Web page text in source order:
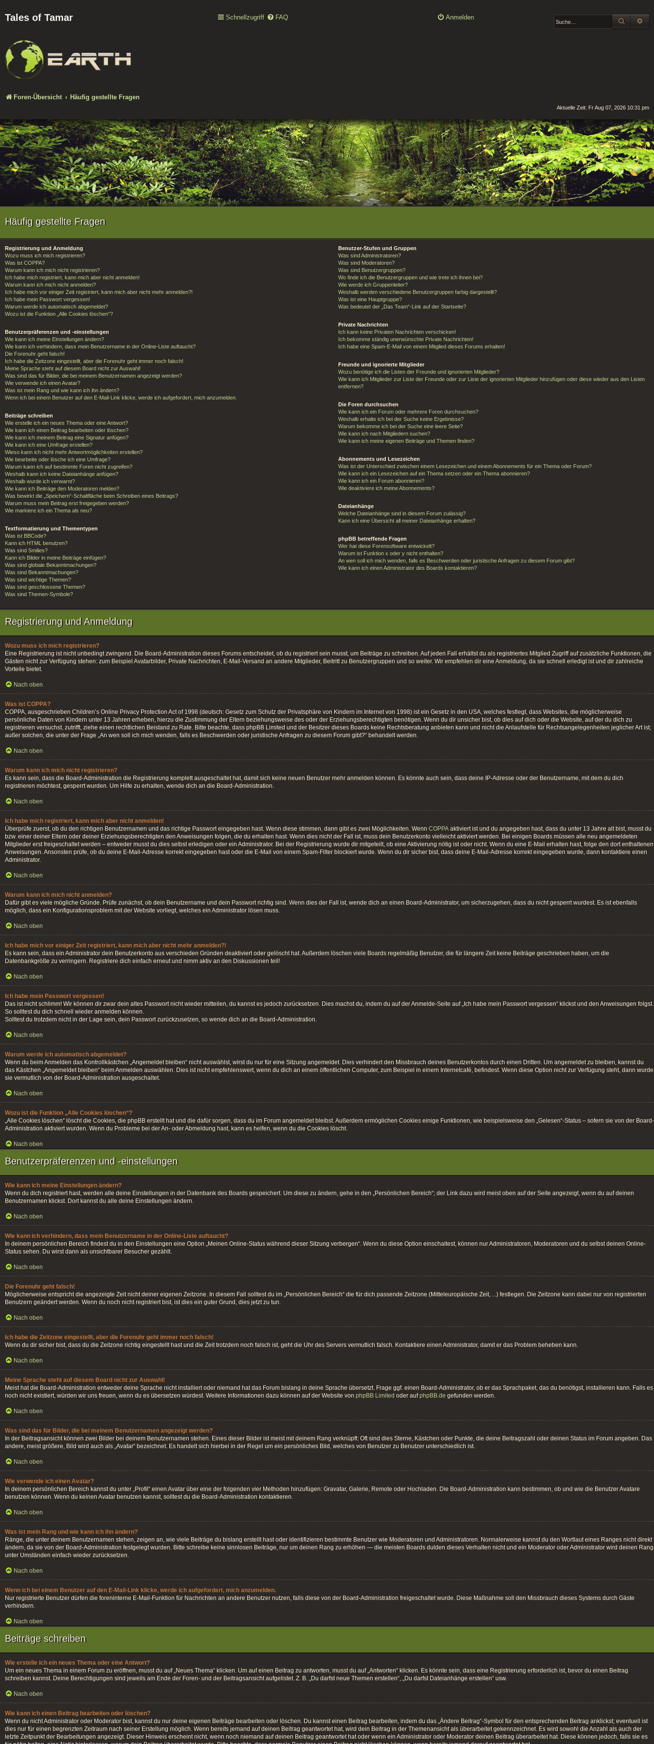
Tales of Tamar Schnellzugriff FAQ Anmelden SUCHE
Foren-Übersicht Häufig gestellte Fragen
Aktuelle Zeit: Fr Aug 07, 2026 10:31 pm
Häufig gestellte Fragen
Registrierung und Anmeldung
Wozu muss ich mich registrieren?
Was ist COPPA?
Warum kann ich mich nicht registrieren?
Ich habe mich registriert, kann mich aber nicht anmelden!
Warum kann ich mich nicht anmelden?
Ich habe mich vor einiger Zeit registriert, kann mich aber nicht mehr anmelden?!
Ich habe mein Passwort vergessen!
Warum werde ich automatisch abgemeldet?
Wozu ist die Funktion „Alle Cookies löschen“?
Benutzerpräferenzen und -einstellungen
Wie kann ich meine Einstellungen ändern?
Wie kann ich verhindern, dass mein Benutzername in der Online-Liste auftaucht?
Die Forenuhr geht falsch!
Ich habe die Zeitzone eingestellt, aber die Forenuhr geht immer noch falsch!
Meine Sprache steht auf diesem Board nicht zur Auswahl!
Was sind das für Bilder, die bei meinem Benutzernamen angezeigt werden?
Wie verwende ich einen Avatar?
Was ist mein Rang und wie kann ich ihn ändern?
Wenn ich bei einem Benutzer auf den E-Mail-Link klicke, werde ich aufgefordert, mich anzumelden.
Beiträge schreiben
Wie erstelle ich ein neues Thema oder eine Antwort?
Wie kann ich einen Beitrag bearbeiten oder löschen?
Wie kann ich meinem Beitrag eine Signatur anfügen?
Wie kann ich eine Umfrage erstellen?
Wieso kann ich nicht mehr Antwortmöglichkeiten erstellen?
Wie bearbeite oder lösche ich eine Umfrage?
Warum kann ich auf bestimmte Foren nicht zugreifen?
Weshalb kann ich keine Dateianhänge anfügen?
Weshalb wurde ich verwarnt?
Wie kann ich Beiträge den Moderatoren melden?
Was bewirkt die „Speichern“-Schaltfläche beim Schreiben eines Beitrags?
Warum muss mein Beitrag erst freigegeben werden?
Wie markiere ich ein Thema als neu?
Textformatierung und Thementypen
Was ist BBCode?
Kann ich HTML benutzen?
Was sind Smilies?
Kann ich Bilder in meine Beiträge einfügen?
Was sind globale Bekanntmachungen?
Was sind Bekanntmachungen?
Was sind wichtige Themen?
Was sind geschlossene Themen?
Was sind Themen-Symbole?
Benutzer-Stufen und Gruppen
Was sind Administratoren?
Was sind Moderatoren?
Was sind Benutzergruppen?
Wo finde ich die Benutzergruppen und wie trete ich ihnen bei?
Wie werde ich Gruppenleiter?
Weshalb werden verschiedene Benutzergruppen farbig dargestellt?
Was ist eine Hauptgruppe?
Was bedeutet der „Das Team“-Link auf der Startseite?
Private Nachrichten
Ich kann keine Privaten Nachrichten verschicken!
Ich bekomme ständig unerwünschte Private Nachrichten!
Ich habe eine Spam-E-Mail von einem Mitglied dieses Forums erhalten!
Freunde und ignorierte Mitglieder
Wozu benötige ich die Listen der Freunde und ignorierten Mitglieder?
Wie kann ich Mitglieder zur Liste der Freunde oder zur Liste der ignorierten Mitglieder hinzufügen oder diese wieder aus den Listen
entfernen?
Die Foren durchsuchen
Wie kann ich ein Forum oder mehrere Foren durchsuchen?
Weshalb erhalte ich bei der Suche keine Ergebnisse?
Warum bekomme ich bei der Suche eine leere Seite?
Wie kann ich nach Mitgliedern suchen?
Wie kann ich meine eigenen Beiträge und Themen finden?
Abonnements und Lesezeichen
Was ist der Unterschied zwischen einem Lesezeichen und einem Abonnements für ein Thema oder Forum?
Wie kann ich ein Lesezeichen auf ein Thema setzen oder ein Thema abonnieren?
Wie kann ich ein Forum abonnieren?
Wie deaktiviere ich meine Abonnements?
Dateianhänge
Welche Dateianhänge sind in diesem Forum zulässig?
Kann ich eine Übersicht all meiner Dateianhänge erhalten?
phpBB betreffende Fragen
Wer hat diese Forensoftware entwickelt?
Warum ist Funktion x oder y nicht enthalten?
An wen soll ich mich wenden, falls es Beschwerden oder juristische Anfragen zu diesem Forum gibt?
Wie kann ich einen Administrator des Boards kontaktieren?
Registrierung und Anmeldung
Wozu muss ich mich registrieren?
Eine Registrierung ist nicht unbedingt zwingend. Die Board-Administration dieses Forums entscheidet, ob du registriert sein musst, um Beiträge zu schreiben. Auf jeden Fall erhältst du als registriertes Mitglied Zugriff auf zusätzliche Funktionen, die
Gästen nicht zur Verfügung stehen: zum Beispiel Avatarbilder, Private Nachrichten, E-Mail-Versand an andere Mitglieder, Beitritt zu Benutzergruppen und so weiter. Wir empfehlen dir eine Anmeldung, da sie schnell erledigt ist und dir zahlreiche
Vorteile bietet.
Nach oben
Was ist COPPA?
COPPA, ausgeschrieben Children’s Online Privacy Protection Act of 1998 (deutsch: Gesetz zum Schutz der Privatsphäre von Kindern im Internet von 1998) ist ein Gesetz in den USA, welches festlegt, dass Websites, die möglicherweise
persönliche Daten von Kindern unter 13 Jahren erheben, hierzu die Zustimmung der Eltern beziehungsweise des oder der Erziehungsberechtigten benötigen. Wenn du dir unsicher bist, ob dies auf dich oder die Website, auf der du dich zu
registrieren versuchst, zutrifft, ziehe einen rechtlichen Beistand zu Rate. Bitte beachte, dass phpBB Limited und der Besitzer dieses Boards keine Rechtsberatung anbieten kann und nicht die Anlaufstelle für Rechtsangelegenheiten jeglicher Art ist;
außer solchen, die unter der Frage „An wen soll ich mich wenden, falls es Beschwerden oder juristische Anfragen zu diesem Forum gibt?“ behandelt werden.
Nach oben
Warum kann ich mich nicht registrieren?
Es kann sein, dass die Board-Administration die Registrierung komplett ausgeschaltet hat, damit sich keine neuen Benutzer mehr anmelden können. Es könnte auch sein, dass deine IP-Adresse oder der Benutzername, mit dem du dich
registrieren möchtest, gesperrt wurden. Um Hilfe zu erhalten, wende dich an die Board-Administration.
Nach oben
Ich habe mich registriert, kann mich aber nicht anmelden!
Überprüfe zuerst, ob du den richtigen Benutzernamen und das richtige Passwort eingegeben hast. Wenn diese stimmen, dann gibt es zwei Möglichkeiten. Wenn COPPA aktiviert ist und du angegeben hast, dass du unter 13 Jahre alt bist, musst du
bzw. einer deiner Eltern oder deiner Erziehungsberechtigten den Anweisungen folgen, die du erhalten hast. Wenn dies nicht der Fall ist, muss dein Benutzerkonto vielleicht aktiviert werden. Bei einigen Boards müssen alle neu angemeldeten
Mitglieder erst freigeschaltet werden – entweder musst du dies selbst erledigen oder ein Administrator. Bei der Registrierung wurde dir mitgeteilt, ob eine Aktivierung nötig ist oder nicht. Wenn du eine E-Mail erhalten hast, folge den dort enthaltenen
Anweisungen. Ansonsten prüfe, ob du deine E-Mail-Adresse korrekt eingegeben hast oder die E-Mail von einem Spam-Filter blockiert wurde. Wenn du dir sicher bist, dass deine E-Mail-Adresse korrekt eingegeben wurde, dann kontaktiere einen
Administrator.
Nach oben
Warum kann ich mich nicht anmelden?
Dafür gibt es viele mögliche Gründe. Prüfe zunächst, ob dein Benutzername und dein Passwort richtig sind. Wenn dies der Fall ist, wende dich an einen Board-Administrator, um sicherzugehen, dass du nicht gesperrt wurdest. Es ist ebenfalls
möglich, dass ein Konfigurationsproblem mit der Website vorliegt, welches ein Administrator lösen muss.
Nach oben
Ich habe mich vor einiger Zeit registriert, kann mich aber nicht mehr anmelden?!
Es kann sein, dass ein Administrator dein Benutzerkonto aus verschieden Gründen deaktiviert oder gelöscht hat. Außerdem löschen viele Boards regelmäßig Benutzer, die für längere Zeit keine Beiträge geschrieben haben, um die
Datenbankgröße zu verringern. Registriere dich einfach erneut und nimm aktiv an den Diskussionen teil!
Nach oben
Ich habe mein Passwort vergessen!
Das ist nicht schlimm! Wir können dir zwar dein altes Passwort nicht wieder mitteilen, du kannst es jedoch zurücksetzen. Dies machst du, indem du auf der Anmelde-Seite auf „Ich habe mein Passwort vergessen“ klickst und den Anweisungen folgst.
So solltest du dich schnell wieder anmelden können.
Solltest du trotzdem nicht in der Lage sein, dein Passwort zurückzusetzen, so wende dich an die Board-Administration.
Nach oben
Warum werde ich automatisch abgemeldet?
Wenn du beim Anmelden das Kontrollkästchen „Angemeldet bleiben“ nicht auswählst, wirst du nur für eine Sitzung angemeldet. Dies verhindert den Missbrauch deines Benutzerkontos durch einen Dritten. Um angemeldet zu bleiben, kannst du
das Kästchen „Angemeldet bleiben“ beim Anmelden auswählen. Dies ist nicht empfehlenswert, wenn du dich an einem öffentlichen Computer, zum Beispiel in einem Internetcafé, befindest. Wenn diese Option nicht zur Verfügung steht, dann wurde
sie vermutlich von der Board-Administration ausgeschaltet.
Nach oben
Wozu ist die Funktion „Alle Cookies löschen“?
„Alle Cookies löschen“ löscht die Cookies, die phpBB erstellt hat und die dafür sorgen, dass du im Forum angemeldet bleibst. Außerdem ermöglichen Cookies einige Funktionen, wie beispielsweise den „Gelesen“-Status – sofern sie von der Board-
Administration aktiviert wurden. Wenn du Probleme bei der An- oder Abmeldung hast, kann es helfen, wenn du die Cookies löscht.
Nach oben
Benutzerpräferenzen und -einstellungen
Wie kann ich meine Einstellungen ändern?
Wenn du dich registriert hast, werden alle deine Einstellungen in der Datenbank des Boards gespeichert. Um diese zu ändern, gehe in den „Persönlichen Bereich“; der Link dazu wird meist oben auf der Seite angezeigt, wenn du auf deinen
Benutzernamen klickst. Dort kannst du alle deine Einstellungen ändern.
Nach oben
Wie kann ich verhindern, dass mein Benutzername in der Online-Liste auftaucht?
In deinem persönlichen Bereich findest du in den Einstellungen eine Option „Meinen Online-Status während dieser Sitzung verbergen“. Wenn du diese Option einschaltest, können nur Administratoren, Moderatoren und du selbst deinen Online-
Status sehen. Du wirst dann als unsichtbarer Besucher gezählt.
Nach oben
Die Forenuhr geht falsch!
Möglicherweise entspricht die angezeigte Zeit nicht deiner eigenen Zeitzone. In diesem Fall solltest du im „Persönlichen Bereich“ die für dich passende Zeitzone (Mitteleuropäische Zeit, ...) festlegen. Die Zeitzone kann dabei nur von registrierten
Benutzern geändert werden. Wenn du noch nicht registriert bist, ist dies ein guter Grund, dies jetzt zu tun.
Nach oben
Ich habe die Zeitzone eingestellt, aber die Forenuhr geht immer noch falsch!
Wenn du dir sicher bist, dass du die Zeitzone richtig eingestellt hast und die Zeit trotzdem noch falsch ist, geht die Uhr des Servers vermutlich falsch. Kontaktiere einen Administrator, damit er das Problem beheben kann.
Nach oben
Meine Sprache steht auf diesem Board nicht zur Auswahl!
Meist hat die Board-Administration entweder deine Sprache nicht installiert oder niemand hat das Forum bislang in deine Sprache übersetzt. Frage ggf. einen Board-Administrator, ob er das Sprachpaket, das du benötigst, installieren kann. Falls es
noch nicht existiert, würden wir uns freuen, wenn du es übersetzen würdest. Weitere Informationen dazu können auf der Website von phpBB Limited oder aufphpBB.de gefunden werden.
Nach oben
Was sind das für Bilder, die bei meinem Benutzernamen angezeigt werden?
In der Beitragsansicht können zwei Bilder bei deinem Benutzernamen stehen. Eines dieser Bilder ist meist mit deinem Rang verknüpft: Oft sind dies Sterne, Kästchen oder Punkte, die deine Beitragszahl oder deinen Status im Forum angeben. Das
andere, meist größere, Bild wird auch als „Avatar“ bezeichnet. Es handelt sich hierbei in der Regel um ein persönliches Bild, welches von Benutzer zu Benutzer unterschiedlich ist.
Nach oben
Wie verwende ich einen Avatar?
In deinem persönlichen Bereich kannst du unter „Profil“ einen Avatar über eine der folgenden vier Methoden hinzufügen: Gravatar, Galerie, Remote oder Hochladen. Die Board-Administration kann bestimmen, ob und wie die Benutzer Avatare
benutzen können. Wenn du keinen Avatar benutzen kannst, solltest du die Board-Administration kontaktieren.
Nach oben
Was ist mein Rang und wie kann ich ihn ändern?
Ränge, die unter deinem Benutzernamen stehen, zeigen an, wie viele Beiträge du bislang erstellt hast oder identifizieren bestimmte Benutzer wie Moderatoren und Administratoren. Normalerweise kannst du den Wortlaut eines Ranges nicht direkt
ändern, da sie von der Board-Administration festgelegt wurden. Bitte schreibe keine sinnlosen Beiträge, nur um deinen Rang zu erhöhen — die meisten Boards dulden dieses Verhalten nicht und ein Moderator oder Administrator wird deinen Rang
unter Umständen einfach wieder zurücksetzen.
Nach oben
Wenn ich bei einem Benutzer auf den E-Mail-Link klicke, werde ich aufgefordert, mich anzumelden.
Nur registrierte Benutzer dürfen die foreninterne E-Mail-Funktion für Nachrichten an andere Benutzer nutzen, falls diese von der Board-Administration freigeschaltet wurde. Diese Maßnahme soll den Missbrauch dieses Systems durch Gäste
verhindern.
Nach oben
Beiträge schreiben
Wie erstelle ich ein neues Thema oder eine Antwort?
Um ein neues Thema in einem Forum zu eröffnen, musst du auf „Neues Thema“ klicken. Um auf einen Beitrag zu antworten, musst du auf „Antworten“ klicken. Es könnte sein, dass eine Registrierung erforderlich ist, bevor du einen Beitrag
schreiben kannst. Deine Berechtigungen sind jeweils am Ende der Foren- und der Beitragsansicht aufgelistet. Z. B. „Du darfst neue Themen erstellen“, „Du darfst Dateianhänge erstellen“ usw.
Nach oben
Wie kann ich einen Beitrag bearbeiten oder löschen?
Wenn du nicht Administrator oder Moderator bist, kannst du nur deine eigenen Beiträge bearbeiten oder löschen. Du kannst einen Beitrag bearbeiten, indem du das „Ändere Beitrag“-Symbol für den entsprechenden Beitrag anklickst; eventuell ist
dies nur für einen begrenzten Zeitraum nach seiner Erstellung möglich. Wenn bereits jemand auf deinen Beitrag geantwortet hat, wird dein Beitrag in der Themenansicht als überarbeitet gekennzeichnet. Es wird sowohl die Anzahl als auch der
letzte Zeitpunkt der Bearbeitungen angezeigt. Dieser Hinweis erscheint nicht, wenn noch niemand auf deinen Beitrag geantwortet hat oder wenn ein Administrator oder Moderator deinen Beitrag überarbeitet hat. Diese können jedoch, falls sie es